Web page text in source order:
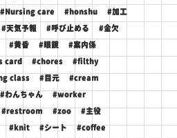
#Nursing care #honshu #加工
#天気予報 #呼び止める #金欠
#黄昏 #眼鏡 #案内係
card #chores #filthy
class #目元 #cream
#わんちゃん #worker
#restroom #zoo #主役
#knit #シート #coffee